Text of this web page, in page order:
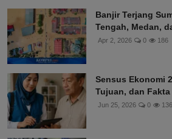
Banjir Terjang
Tengah, Medan,
Apr 2, 2026 0 186
Sensus Ekonomi
Tujuan, dan Fakta
Jun 25, 2026 0 136